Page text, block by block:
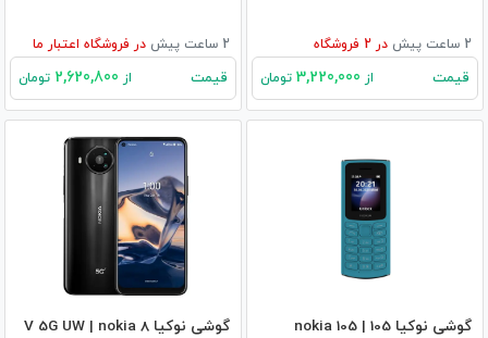
2 ساعت پیش در فروشگاه
قیمت از تومان
2 ساعت پیش در فروشگاه اعتبار ما
قیمت از تومان
گوشی نوکیا 105 | nokia 105
گوشی نوکیا 8 V 5G UW | nokia